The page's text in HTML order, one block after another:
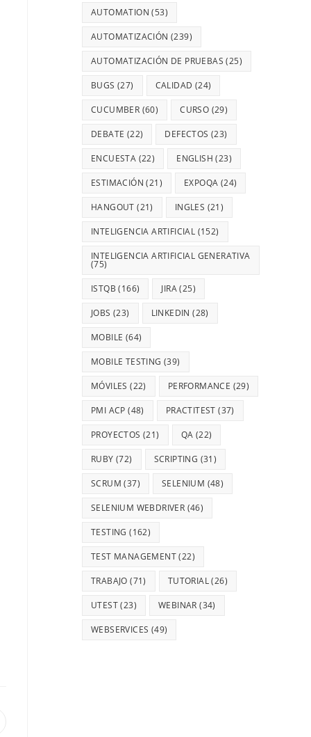
AUTOMATION (53)
AUTOMATIZACIÓN (239)
AUTOMATIZACIÓN DE PRUEBAS (25)
BUGS (27) CALIDAD (24)
CUCUMBER (60) CURSO (29)
DEBATE (22) DEFECTOS (23)
ENCUESTA (22) ENGLISH (23)
ESTIMACIÓN (21) EXPOQA (24)
HANGOUT (21) INGLES (21)
INTELIGENCIA ARTIFICIAL (152)
INTELIGENCIA ARTIFICIAL GENERATIVA
(75)
ISTQB (166) JIRA(25)
JOBS (23) LINKEDIN (28)
MOBILE (64)
MOBILE TESTING (39)
MÓVILES (22) PERFORMANCE (29)
PMI ACP (48) PRACTITEST (37)
PROYECTOS (21) QA (22)
RUBY (72) SCRIPTING (31)
SCRUM (37) SELENIUM (48)
SELENIUM WEBDRIVER (46)
TESTING (162)
TEST MANAGEMENT(22)
TRABAJO (71) TUTORIAL(26)
UTEST(23) WEBINAR (34)
WEBSERVICES (49)